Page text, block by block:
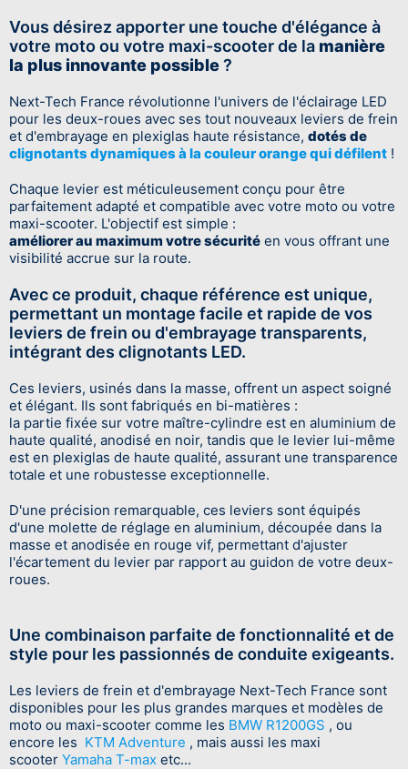
Vous désirez apporter une touche d'élégance à
votre moto ou votre maxi-scooter de la manière
la plus innovante possible?
Next-Tech France révolutionne l'univers de l'éclairage LED
pour les deux-roues avec ses tout nouveaux leviers de frein
et d'embrayage en plexiglas haute résistance, dotés de
clignotants dynamiques à la couleur orange qui défilent !
Chaque levier est méticuleusement conçu pour être
parfaitement adapté et compatible avec votre moto ou votre
maxi-scooter. L'objectif est simple :
améliorer au maximum votre sécurité en vous offrant une
visibilité accrue sur la route.
Avec ce produit, chaque référence est unique,
permettant un montage facile et rapide de vos
leviers de frein ou d'embrayage transparents,
intégrant des clignotants LED.
Ces leviers, usinés dans la masse, offrent un aspect soigné
et élégant. Ils sont fabriqués en bi-matières :
la partie fixée sur votre maître-cylindre est en aluminium de
haute qualité, anodisé en noir, tandis que le levier lui-même
est en plexiglas de haute qualité, assurant une transparence
totale et une robustesse exceptionnelle.
D'une précision remarquable, ces leviers sont équipés
d'une molette de réglage en aluminium, découpée dans la
masse et anodisée en rouge vif, permettant d'ajuster
l'écartement du levier par rapport au guidon de votre deux-
roues.
Une combinaison parfaite de fonctionnalité et de
style pour les passionnés de conduite exigeants.
Les leviers de frein et d'embrayage Next-Tech France sont
disponibles pour les plus grandes marques et modèles de
moto ou maxi-scooter comme les BMW R1200GS , ou
encore les KTM Adventure , mais aussi les maxi
scooter Yamaha T-max etc...